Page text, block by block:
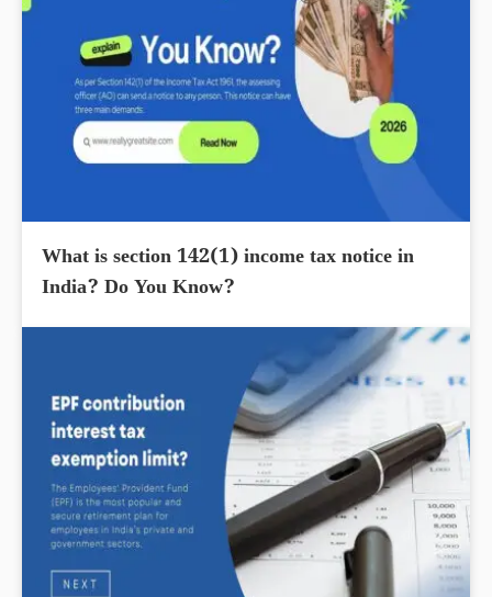
What is section 142(1) income tax notice in
India? Do You Know?